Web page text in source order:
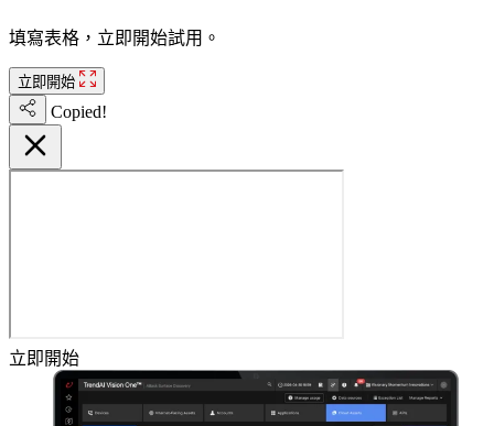
填寫表格，立即開始試用。
立即開始
Copied!
立即開始